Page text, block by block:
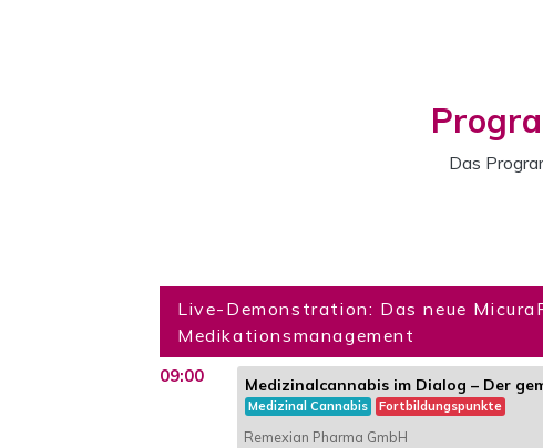
Das
Live-Demonstration: Das neue
Medikationsmanagement
09:00 Medizinalcannabis im Dialog – Der
Medizinal Cannabis Fortbildungspunkte
Remexian Pharma GmbH